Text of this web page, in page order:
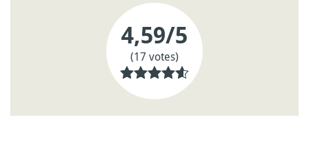
4,59/5
(17 votes)